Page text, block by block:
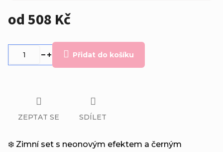
od508 Kč
Přidat do košíku
❄️ Zimní set s neonovým efektem a černým
ZEPTAT SE SDÍLET